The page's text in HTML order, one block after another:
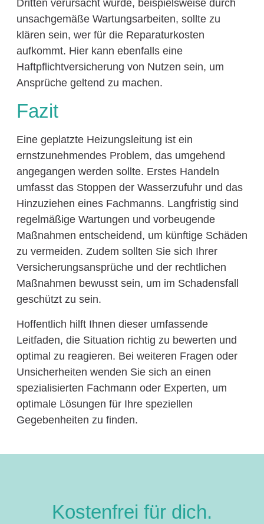
Dritten verursacht wurde, beispielsweise durch
unsachgemäße Wartungsarbeiten, sollte zu
klären sein, wer für die Reparaturkosten
aufkommt. Hier kann ebenfalls eine
Haftpflichtversicherung von Nutzen sein, um
Ansprüche geltend zu machen.
Fazit
Eine geplatzte Heizungsleitung ist ein
ernstzunehmendes Problem, das umgehend
angegangen werden sollte. Erstes Handeln
umfasst das Stoppen der Wasserzufuhr und das
Hinzuziehen eines Fachmanns. Langfristig sind
regelmäßige Wartungen und vorbeugende
Maßnahmen entscheidend, um künftige Schäden
zu vermeiden. Zudem sollten Sie sich Ihrer
Versicherungsansprüche und der rechtlichen
Maßnahmen bewusst sein, um im Schadensfall
geschützt zu sein.
Hoffentlich hilft Ihnen dieser umfassende
Leitfaden, die Situation richtig zu bewerten und
optimal zu reagieren. Bei weiteren Fragen oder
Unsicherheiten wenden Sie sich an einen
spezialisierten Fachmann oder Experten, um
optimale Lösungen für Ihre speziellen
Gegebenheiten zu finden.
Kostenfrei für dich.